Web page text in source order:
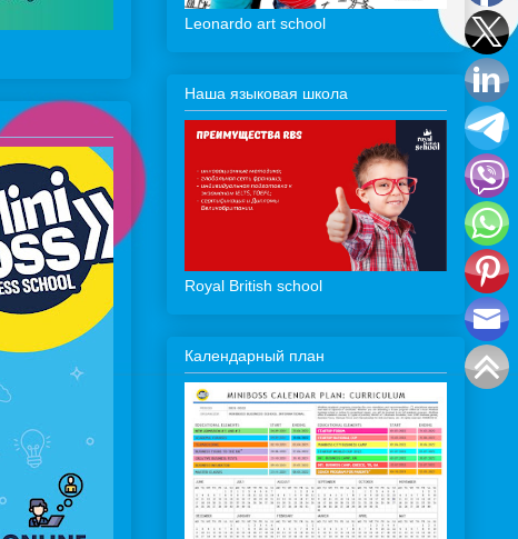
Leonardo art school
Наша языковая школа
Royal British school
Календарный план